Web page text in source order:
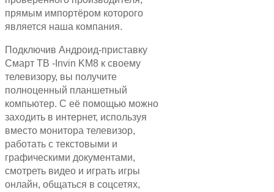
прямым импортёром которого
является наша компания.
Подключив Андроид-приставку
Смарт ТВ -Invin KM8 к своему
телевизору, вы получите
полноценный планшетный
компьютер. С её помощью можно
заходить в интернет, используя
вместо монитора телевизор,
работать с текстовыми и
графическими документами,
смотреть видео и играть игры
онлайн, общаться в соцсетях,